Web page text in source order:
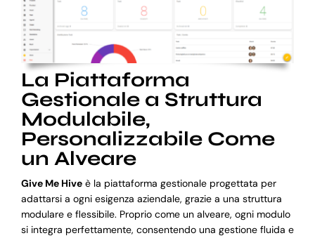
La Piattaforma
Gestionale a Struttura
Modulabile,
Personalizzabile Come
un Alveare
Give Me Hiveè la piattaforma gestionale progettata per
adattarsi a ogni esigenza aziendale, grazie a una struttura
modulare e flessibile. Proprio come un alveare, ogni modulo
si integra perfettamente, consentendo una gestione fluida e